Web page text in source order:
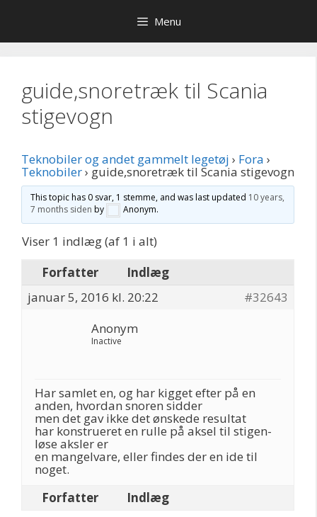
indhold
Menu
guide,snoretræk til Scania
stigevogn
Teknobiler og andet gammelt legetøj › Fora ›
Teknobiler› guide,snoretræk til Scania stigevogn
This topic has 0 svar, 1 stemme, and was last updated 10 years,
7 months siden by Anonym.
Viser 1 indlæg (af 1 i alt)
Forfatter
Indlæg
januar 5, 2016 kl. 20:22
#32643
Anonym
Inactive
Har samlet en, og har kigget efter på en
anden, hvordan snoren sidder
men det gav ikke det ønskede resultat
har konstrueret en rulle på aksel til stigen-
løse aksler er
en mangelvare, eller findes der en ide til
noget.
Forfatter
Indlæg